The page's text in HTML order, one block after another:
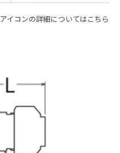
アイコンの詳細についてはこちら